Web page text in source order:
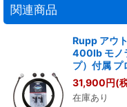
関連商品
Rupp アウ
400lb モノ
プ）付属 プ
31,900円(
在庫あり